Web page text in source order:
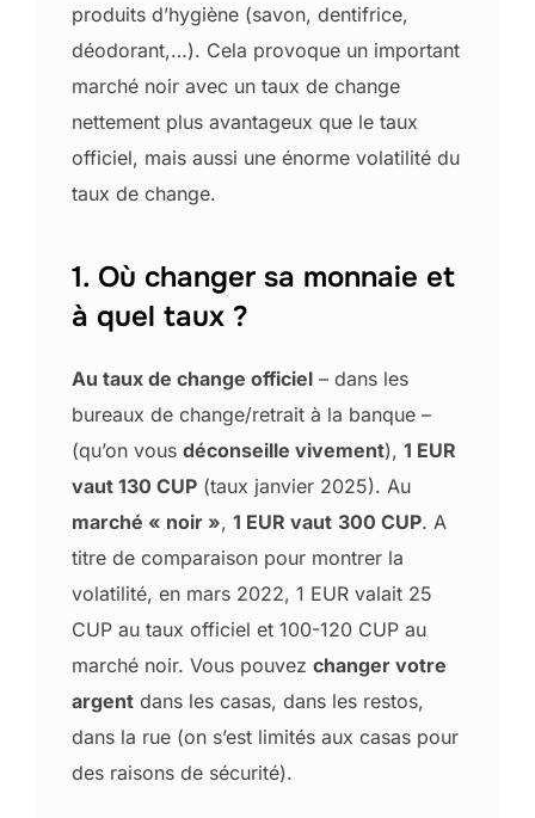
produits d’hygiène (savon, dentifrice,
déodorant,…). Cela provoque un important
marché noir avec un taux de change
nettement plus avantageux que le taux
officiel, mais aussi une énorme volatilité du
taux de change.
1. Où changer sa monnaie et
à quel taux ?
Au taux de change officiel – dans les
bureaux de change/retrait à la banque –
(qu’on vous déconseille vivement), 1 EUR
vaut 130 CUP (taux janvier 2025). Au
marché « noir », 1 EUR vaut 300 CUP. A
titre de comparaison pour montrer la
volatilité, en mars 2022, 1 EUR valait 25
CUP au taux officiel et 100-120 CUP au
marché noir. Vous pouvez changer votre
argent dans les casas, dans les restos,
dans la rue (on s’est limités aux casas pour
des raisons de sécurité).